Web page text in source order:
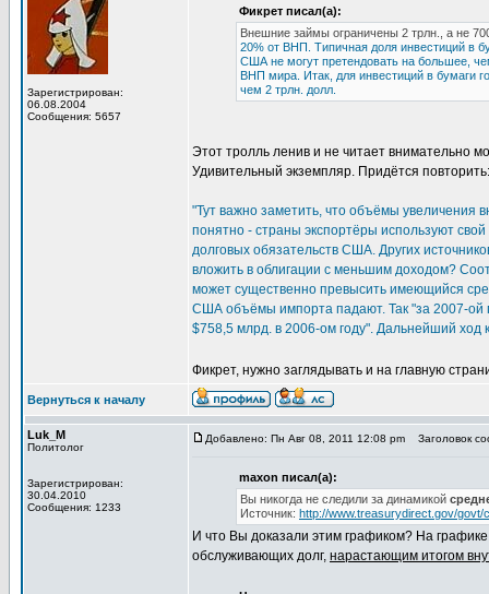
Зарегистрирован:
06.08.2004
Сообщения: 5657
Фикрет писал(а):
Внешние займы ограничены 2 трлн., а не
20% от ВНП. Типичная доля инвестиций в
США не могут претендовать на большее,
ВНП мира. Итак, для инвестиций в бумаги
чем 2 трлн. долл.
Этот тролль ленив и не читает внимательно
Удивительный экземпляр. Придётся повторить:
"Тут важно заметить, что объёмы
понятно - страны экспортёры используют
долговых обязательств США. Других
вложить в облигации с меньшим доходом?
может существенно превысить имеющийся
США объёмы импорта падают. Так "за 2007-ой
$758,5 млрд. в 2006-ом году". Дальнейший ход
Фикрет, нужно заглядывать и на главную
Вернуться к началу
Luk_M
Политолог
Зарегистрирован:
30.04.2010
Сообщения: 1233
Добавлено: Пн Авг 08, 2011 12:08 pm Заголовок
maxon писал(а):
Вы никогда не следили за динамикой
Источник: http://www.treasurydirect.gov/
И что Вы доказали этим графиком? На
обслуживающих долг, нарастающим итогом